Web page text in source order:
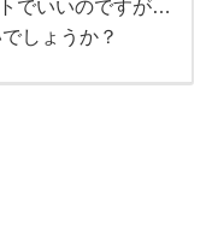
でいいのですが…
しょうか？